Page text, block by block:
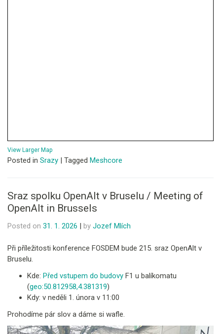
View Larger Map
Posted in Srazy | Tagged Meshcore
Sraz spolku OpenAlt v Bruselu / Meeting of
OpenAlt in Brussels
Posted on 31. 1. 2026 by Jozef Mlích
Při příležitosti konference FOSDEM bude 215. sraz OpenAlt v
Bruselu.
Kde: Před vstupem do budovy F1 u balíkomatu
(geo:50.812958,4.381319)
Kdy: v neděli 1. února v 11:00
Prohodíme pár slov a dáme si wafle.